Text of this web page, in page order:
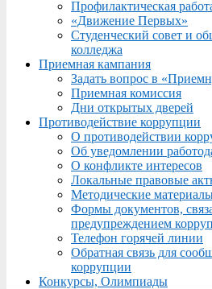
Профилактическая
«Движение Первых»
Студенческий совет и
колледжа
Приемная кампания
Задать вопрос в
Приемная комиссия
Дни открытых дверей
Противодействие коррупции
О противодействии
Об уведомлении
О конфликте интересов
Локальные правовые
Методические
Формы документов,
предупреждением
Телефон горячей линии
Обратная связь для
коррупции
Конкурсы, Олимпиады